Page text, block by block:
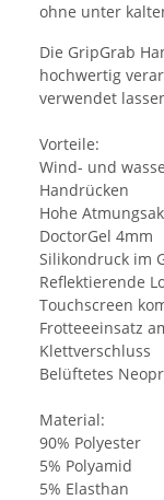
ohne unter
Die GripGrab
hochwertig
verwendet
Vorteile:
Wind- und
Handrücken
Hohe
DoctorGel 4mm
Silikondruck im
Reflektierende
Touchscreen
Frotteeeinsatz
Klettverschluss
Belüftetes
Material:
90% Polyester
5% Polyamid
5% Elasthan